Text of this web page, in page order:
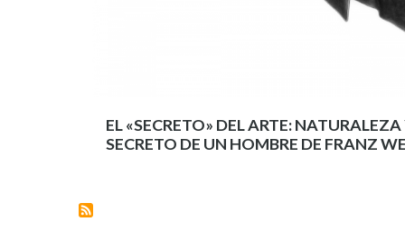
EL «SECRETO» DEL ARTE:
SECRETO DE UN HOMBRE DE FRANZ